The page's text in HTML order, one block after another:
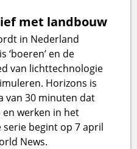
met landbouw
in Nederland
‘boeren’ en de
van lichttechnologie
Horizons is
van 30 minuten dat
werken in het
begint op 7 april
News.